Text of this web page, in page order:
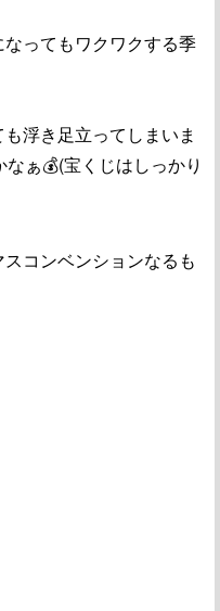
ってもワクワクする季
浮き足立ってしまいま
ぁ💰(宝くじはしっかり
コンベンションなるも